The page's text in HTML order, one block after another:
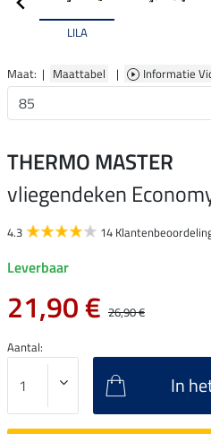
LILA
Maat: | Maattabel | Informatie
THERMO MASTER
vliegendeken
4.3 14
Leverbaar
21,90 € 26,90 €
Aantal:
In